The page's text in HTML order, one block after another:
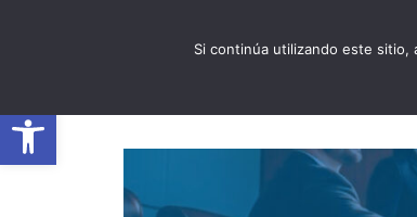
Abrir barra de
Si continúa utilizando este sitio,